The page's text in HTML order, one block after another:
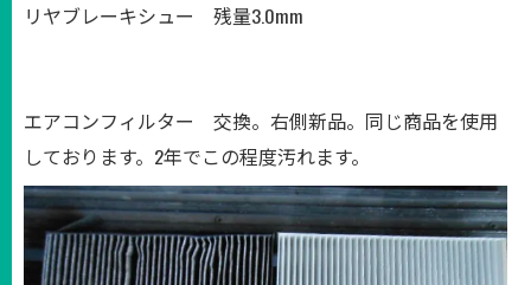
リヤブレーキシュー 残量3.0mm
エアコンフィルター 交換。右側新品。同じ商品を使用
しております。2年でこの程度汚れます。